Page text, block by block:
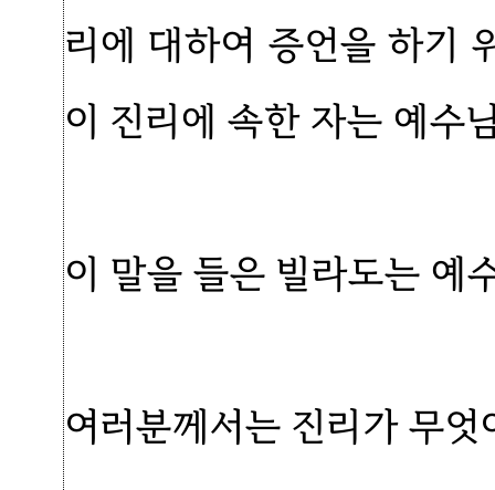
리에 대하여 증언을 하기
이 진리에 속한 자는 예수
이 말을 들은 빌라도는 예
여러분께서는 진리가 무